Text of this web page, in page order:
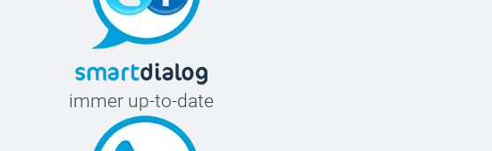
immer up-to-date